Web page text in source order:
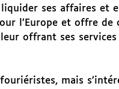
ses affaires et
l’Europe et offre
offrant ses
mais